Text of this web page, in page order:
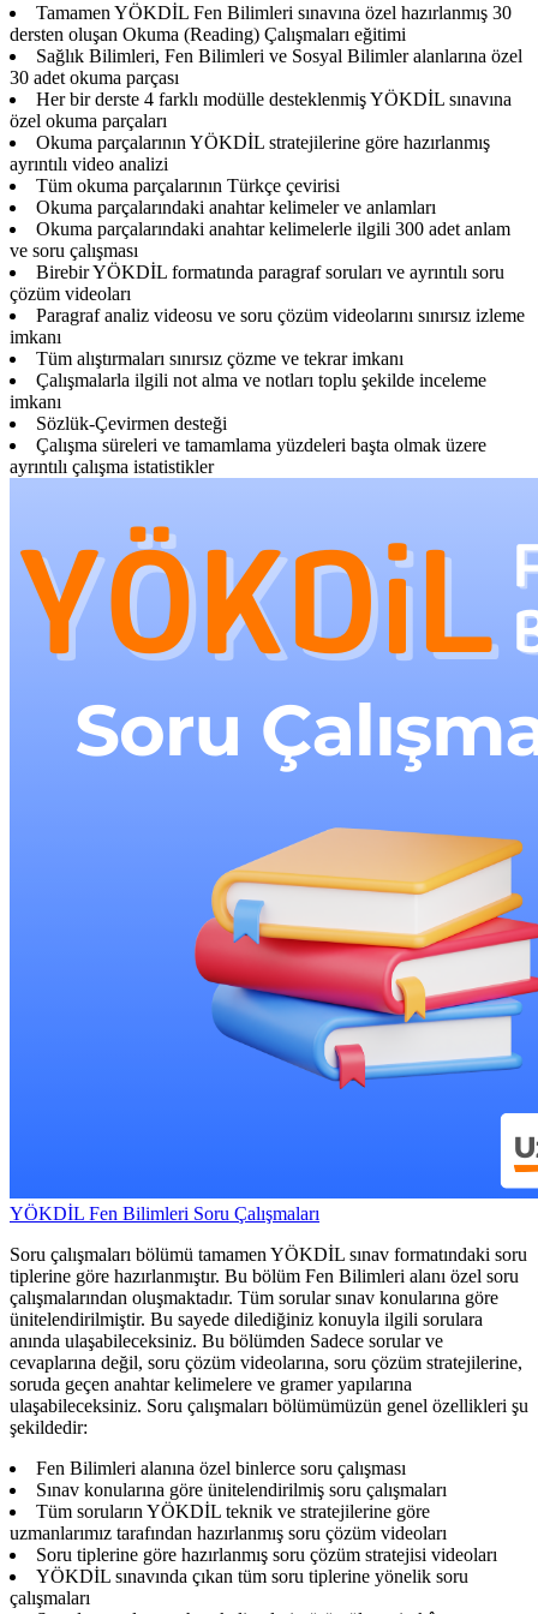
Tamamen YÖKDİL Fen Bilimleri sınavına özel hazırlanmış 30
dersten oluşan Okuma (Reading) Çalışmaları eğitimi
Sağlık Bilimleri, Fen Bilimleri ve Sosyal Bilimler alanlarına özel
30 adet okuma parçası
Her bir derste 4 farklı modülle desteklenmiş YÖKDİL sınavına
özel okuma parçaları
Okuma parçalarının YÖKDİL stratejilerine göre hazırlanmış
ayrıntılı video analizi
Tüm okuma parçalarının Türkçe çevirisi
Okuma parçalarındaki anahtar kelimeler ve anlamları
Okuma parçalarındaki anahtar kelimelerle ilgili 300 adet anlam
ve soru çalışması
Birebir YÖKDİL formatında paragraf soruları ve ayrıntılı soru
çözüm videoları
Paragraf analiz videosu ve soru çözüm videolarını sınırsız izleme
imkanı
Tüm alıştırmaları sınırsız çözme ve tekrar imkanı
Çalışmalarla ilgili not alma ve notları toplu şekilde inceleme
imkanı
Sözlük-Çevirmen desteği
Çalışma süreleri ve tamamlama yüzdeleri başta olmak üzere
ayrıntılı çalışma istatistikler
YÖKDİL Fen Bilimleri Soru Çalışmaları
Soru çalışmaları bölümü tamamen YÖKDİL sınav formatındaki soru
tiplerine göre hazırlanmıştır. Bu bölüm Fen Bilimleri alanı özel soru
çalışmalarından oluşmaktadır. Tüm sorular sınav konularına göre
ünitelendirilmiştir. Bu sayede dilediğiniz konuyla ilgili sorulara
anında ulaşabileceksiniz. Bu bölümden Sadece sorular ve
cevaplarına değil, soru çözüm videolarına, soru çözüm stratejilerine,
soruda geçen anahtar kelimelere ve gramer yapılarına
ulaşabileceksiniz. Soru çalışmaları bölümümüzün genel özellikleri şu
şekildedir:
Fen Bilimleri alanına özel binlerce soru çalışması
Sınav konularına göre ünitelendirilmiş soru çalışmaları
Tüm soruların YÖKDİL teknik ve stratejilerine göre
uzmanlarımız tarafından hazırlanmış soru çözüm videoları
Soru tiplerine göre hazırlanmış soru çözüm stratejisi videoları
YÖKDİL sınavında çıkan tüm soru tiplerine yönelik soru
çalışmaları